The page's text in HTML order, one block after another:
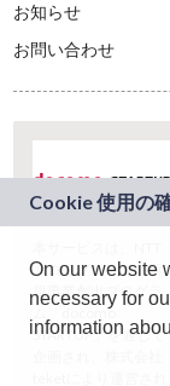
お知らせ
お問い合わせ
ドコモグループの新
規事業創出プログラ
ム「docomo
STARTUP」を通じて
On our website
necessary for
information